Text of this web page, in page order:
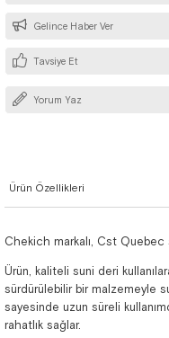
Gelince Haber Ver
Tavsiye Et
Yorum Yaz
Ürün Özellikleri
Chekich markalı, Cst Quebec
Ürün, kaliteli suni deri
sürdürülebilir bir malzemeyle
sayesinde uzun süreli
rahatlık sağlar.